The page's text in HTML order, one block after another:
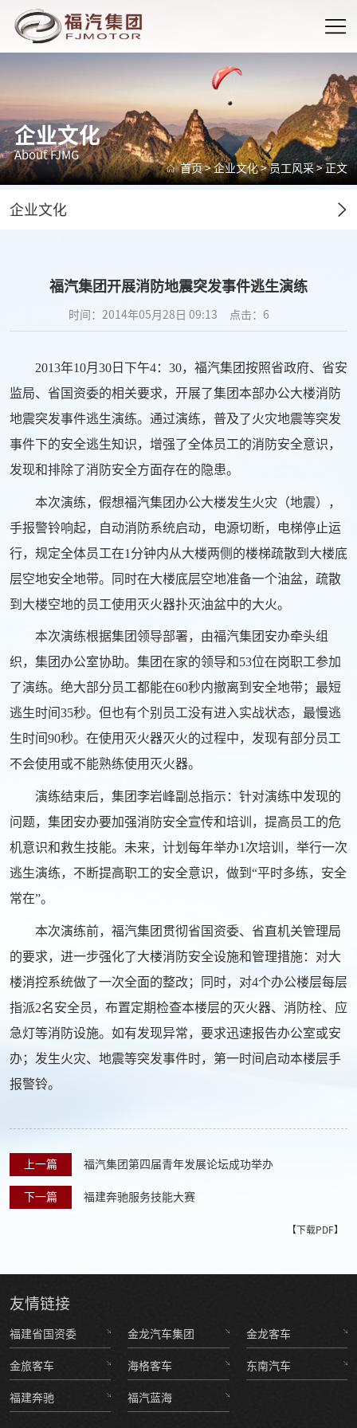
企业文化
About FJMG
首页>企业文化>员工风采> 正文
企业文化
福汽集团开展消防地震突发事件逃生演练
时间：2014年05月28日 09:13 点击： 6
2013年10月30日下午4：30，福汽集团按照省政府、省安
监局、省国资委的相关要求，开展了集团本部办公大楼消防
地震突发事件逃生演练。通过演练，普及了火灾地震等突发
事件下的安全逃生知识，增强了全体员工的消防安全意识，
发现和排除了消防安全方面存在的隐患。
本次演练，假想福汽集团办公大楼发生火灾（地震），
手报警铃响起，自动消防系统启动，电源切断，电梯停止运
行，规定全体员工在1分钟内从大楼两侧的楼梯疏散到大楼底
层空地安全地带。同时在大楼底层空地准备一个油盆，疏散
到大楼空地的员工使用灭火器扑灭油盆中的大火。
本次演练根据集团领导部署，由福汽集团安办牵头组
织，集团办公室协助。集团在家的领导和53位在岗职工参加
了演练。绝大部分员工都能在60秒内撤离到安全地带；最短
逃生时间35秒。但也有个别员工没有进入实战状态，最慢逃
生时间90秒。在使用灭火器灭火的过程中，发现有部分员工
不会使用或不能熟练使用灭火器。
演练结束后，集团李岩峰副总指示：针对演练中发现的
问题，集团安办要加强消防安全宣传和培训，提高员工的危
机意识和救生技能。未来，计划每年举办1次培训，举行一次
逃生演练，不断提高职工的安全意识，做到“平时多练，安全
常在”。
本次演练前，福汽集团贯彻省国资委、省直机关管理局
的要求，进一步强化了大楼消防安全设施和管理措施：对大
楼消控系统做了一次全面的整改；同时，对4个办公楼层每层
指派2名安全员，布置定期检查本楼层的灭火器、消防栓、应
急灯等消防设施。如有发现异常，要求迅速报告办公室或安
办；发生火灾、地震等突发事件时，第一时间启动本楼层手
报警铃。
上一篇 福汽集团第四届青年发展论坛成功举办
下一篇 福建奔驰服务技能大赛
【下载PDF】
友情链接
福建省国资委 金龙汽车集团 金龙客车
金旅客车 海格客车 东南汽车
福建奔驰 福汽蓝海